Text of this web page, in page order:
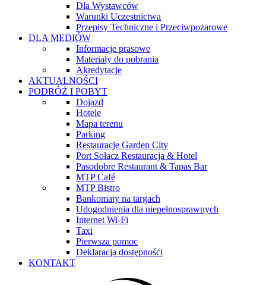
Dla Wystawców
Warunki Uczestnictwa
Przepisy Techniczne i Przeciwpożarowe
DLA MEDIÓW
Informacje prasowe
Materiały do pobrania
Akredytacje
AKTUALNOŚCI
PODRÓŻ I POBYT
Dojazd
Hotele
Mapa terenu
Parking
Restauracje Garden City
Port Sołacz Restauracja & Hotel
Pasodobre Restaurant & Tapas Bar
MTP Café
MTP Bistro
Bankomaty na targach
Udogodnienia dla niepełnosprawnych
Internet Wi-Fi
Taxi
Pierwsza pomoc
Deklaracja dostępności
KONTAKT